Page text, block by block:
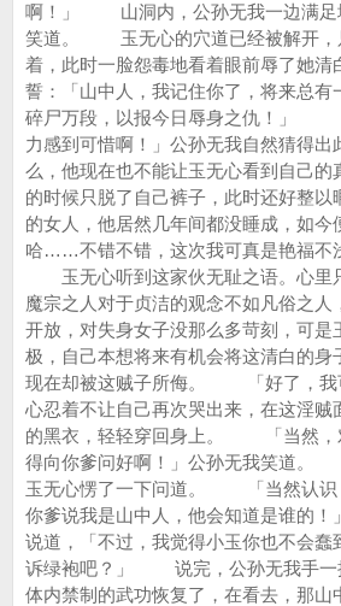
啊！」 山洞内，公孙无我一边满足
笑道。 玉无心的穴道已经被解开，
着，此时一脸怨毒地看着眼前辱了她清
誓：「山中人，我记住你了，将来总有
碎尸万段，以报今日辱身之仇！」
力感到可惜啊！」公孙无我自然猜得出
么，他现在也不能让玉无心看到自己的
的时候只脱了自己裤子，此时还好整以
的女人，他居然几年间都没睡成，如今
哈……不错不错，这次我可真是艳福不
玉无心听到这家伙无耻之语。心里
魔宗之人对于贞洁的观念不如凡俗之人
开放，对失身女子没那么多苛刻，可是
极，自己本想将来有机会将这清白的身
现在却被这贼子所侮。 「好了，我
心忍着不让自己再次哭出来，在这淫贼
的黑衣，轻轻穿回身上。 「当然，
得向你爹问好啊！」公孙无我笑道。
玉无心愣了一下问道。 「当然认识
你爹说我是山中人，他会知道是谁的！
说道，「不过，我觉得小玉你也不会蠢
诉绿袍吧？」 说完，公孙无我手一
体内禁制的武功恢复了，在看去，那山